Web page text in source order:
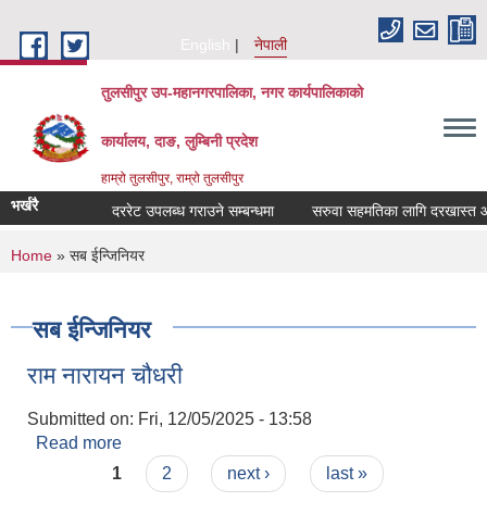
English
नेपाली
तुलसीपुर उप-महानगरपालिका, नगर कार्यपालिकाको
कार्यालय, दाङ, लुम्बिनी प्रदेश
हाम्रो तुलसीपुर, राम्रो तुलसीपुर
भर्खरै दररेट उपलब्ध गराउने सम्बन्धमा सरुवा सहमतिका लागि दरखास्त
You are here
Home » सब ईन्जिनियर
सब ईन्जिनियर
राम नारायन चौधरी
Submitted on: Fri, 12/05/2025 - 13:58
Read more
Pages
1 2 next › last »